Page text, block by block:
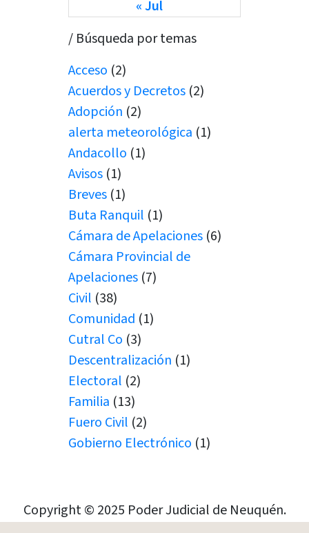
« Jul
/ Búsqueda por temas
Acceso (2)
Acuerdos y Decretos (2)
Adopción (2)
alerta meteorológica (1)
Andacollo (1)
Avisos (1)
Breves (1)
Buta Ranquil (1)
Cámara de Apelaciones (6)
Cámara Provincial de
Apelaciones (7)
Civil (38)
Comunidad (1)
Cutral Co (3)
Descentralización (1)
Electoral (2)
Familia (13)
Fuero Civil (2)
Gobierno Electrónico (1)
Juramento(1)
Juramentos(5)
Copyright © 2025 Poder Judicial de Neuquén.